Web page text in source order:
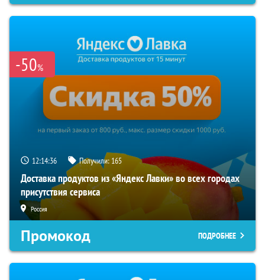
-50%
12:14:35 Получили: 165
Доставка продуктов из «Яндекс Лавки» во всех городах
присутствия сервиса
Россия
Промокод ПОДРОБНЕЕ